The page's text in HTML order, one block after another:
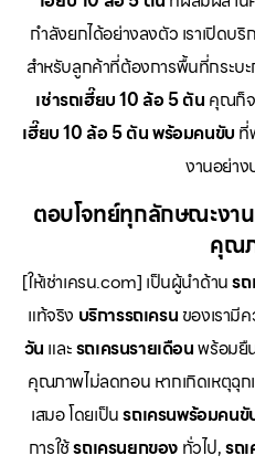
กำลังยกได้อย่างลงตัว เราเปิดบริ
สำหรับลูกค้าที่ต้องการพื้นที่กระบ
เช่ารถเฮี๊ยบ 10 ล้อ 5 ตัน คุณก็จ
เฮี๊ยบ 10 ล้อ 5 ตัน พร้อมคนขับ ที่
งานอย่า
ตอบโจทย์ทุกลักษณะงา
คุณ
[ให้เช่าเครน.com] เป็นผู้นำด้านรถ
แท้จริง บริการรถเครน ของเรามี
วัน และรถเครนรายเดือนพร้อมยื
คุณภาพไม่ลดทอน หากเกิดเหตุฉุก
เสมอ โดยเป็นรถเครนพร้อมคนขั
การใช้รถเครนยกของ ทั่วไป,รถ